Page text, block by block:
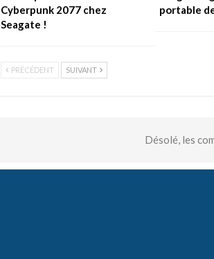
Cyberpunk 2077 chez
Seagate !
portable
PRÉCÉDENT SUIVANT
Désolé, les